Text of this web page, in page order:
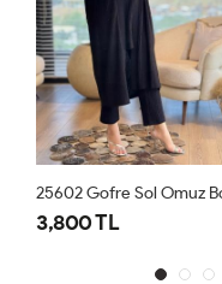
3,800 TL